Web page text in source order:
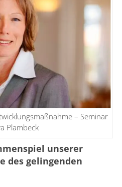
– Seminar
Plambeck
unserer
des gelingenden